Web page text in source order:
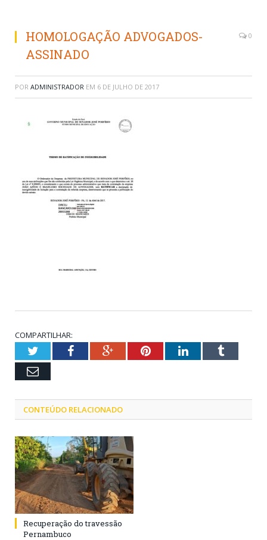
HOMOLOGAÇÃO ADVOGADOS-
ASSINADO
0
POR ADMINISTRADOR EM 6 DE JULHO DE 2017
COMPARTILHAR:
TwitterFacebookGoogle+PinterestLinkedInTumblr
Email
CONTEÚDO RELACIONADO
Recuperação do travessão
Pernambuco